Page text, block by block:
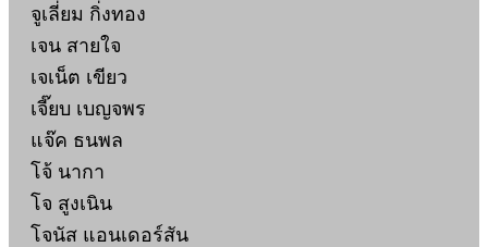
จูเลี่ยม กิ่งทอง
เจน สายใจ
เจเน็ต เขียว
เจี๊ยบ เบญจพร
แจ๊ค ธนพล
โจ้ นากา
โจ สูงเนิน
โจนัส แอนเดอร์สัน